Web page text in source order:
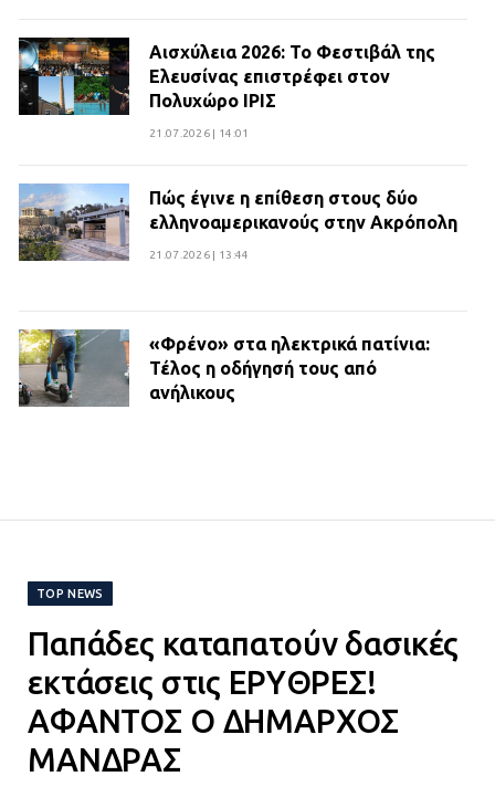
Αισχύλεια 2026: Το Φεστιβάλ της
Ελευσίνας επιστρέφει στον
Πολυχώρο ΙΡΙΣ
21.07.2026 | 14:01
Πώς έγινε η επίθεση στους δύο
ελληνοαμερικανούς στην Ακρόπολη
21.07.2026 | 13:44
«Φρένο» στα ηλεκτρικά πατίνια:
Τέλος η οδήγησή τους από
ανήλικους
Βριλήσσια: Αυτοκίνητο έσπασε
τζαμαρία και μπήκε μέσα σε μαγαζί
13.07.2026 | 21:32
TOP NEWS
Παπάδες καταπατούν δασικές
εκτάσεις στις ΕΡΥΘΡΕΣ!
ΑΦΑΝΤΟΣ Ο ΔΗΜΑΡΧΟΣ
ΜΑΝΔΡΑΣ